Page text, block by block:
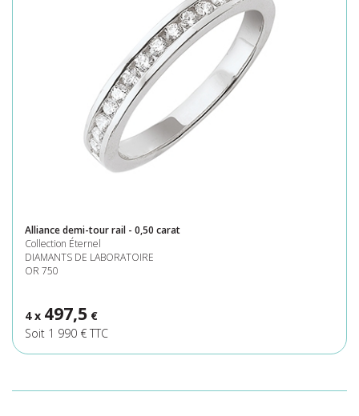
Alliance demi-tour rail - 0,50 carat
Collection Éternel
DIAMANTS DE LABORATOIRE
OR 750
4 x 497,5 €
Soit 1 990 € TTC